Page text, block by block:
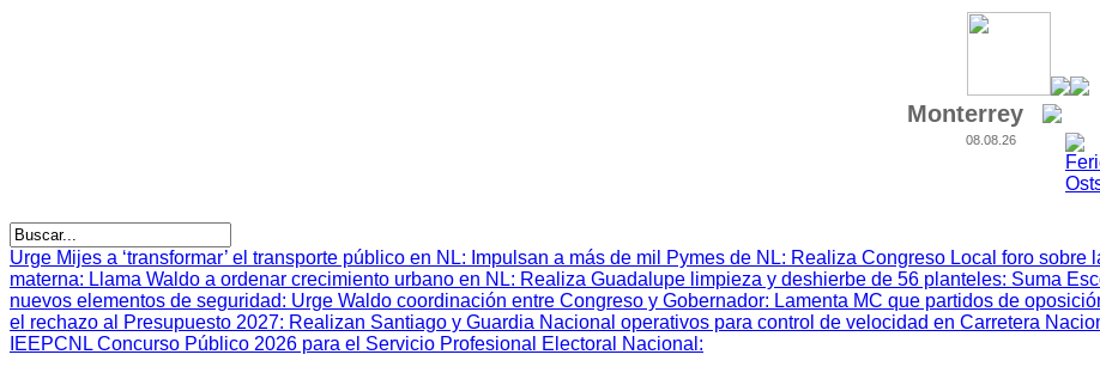
Monterrey
08.08.26
Urge Mijes a ‘transformar’ el transporte público en NL: Impulsan a más de mil Pymes de NL: Realiza Congreso Local foro sobre
materna: Llama Waldo a ordenar crecimiento urbano en NL: Realiza Guadalupe limpieza y deshierbe de 56 planteles: Suma
nuevos elementos de seguridad: Urge Waldo coordinación entre Congreso y Gobernador: Lamenta MC que partidos de
el rechazo al Presupuesto 2027: Realizan Santiago y Guardia Nacional operativos para control de velocidad en Carretera
IEEPCNL Concurso Público 2026 para el Servicio Profesional Electoral Nacional :